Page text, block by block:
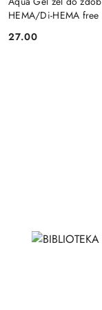
HEMA/Di-HEMA free
Cena:
27.00